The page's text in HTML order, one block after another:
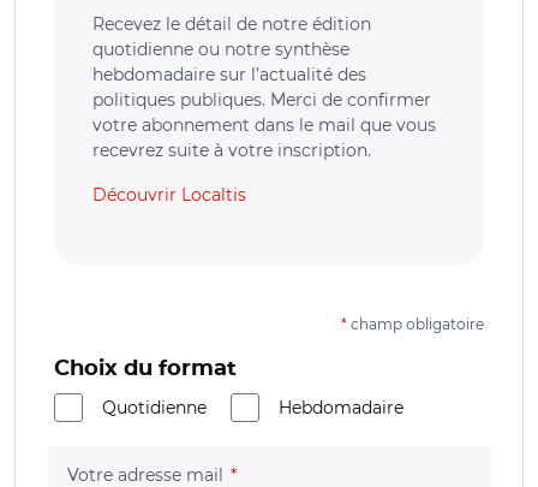
Recevez le détail de notre édition
quotidienne ou notre synthèse
hebdomadaire sur l’actualité des
politiques publiques. Merci de confirmer
votre abonnement dans le mail que vous
recevrez suite à votre inscription.
Découvrir Localtis
* champ obligatoire
Choix du format
Quotidienne
Hebdomadaire
Votre adresse mail (champ obligatoire)